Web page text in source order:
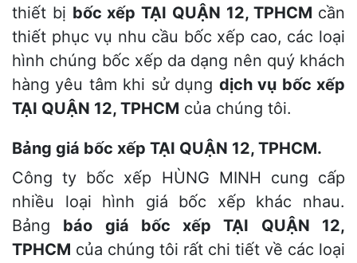
thiết bị bốc xếp TẠI QUẬN 12, TPHCM cần
thiết phục vụ nhu cầu bốc xếp cao, các loại
hình chúng bốc xếp da dạng nên quý khách
hàng yêu tâm khi sử dụng dịch vụ bốc xếp
TẠI QUẬN 12, TPHCM của chúng tôi.
Bảng giá bốc xếp TẠI QUẬN 12, TPHCM.
Công ty bốc xếp HÙNG MINH cung cấp
nhiều loại hình giá bốc xếp khác nhau.
Bảng báo giá bốc xếp TẠI QUẬN 12,
TPHCM của chúng tôi rất chi tiết về các loại